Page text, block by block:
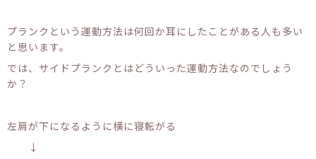
プランクという運動方法は何回か耳にしたことがある人も多い
と思います。
では、サイドプランクとはどういった運動方法なのでしょう
か？
左肩が下になるように横に寝転がる
↓